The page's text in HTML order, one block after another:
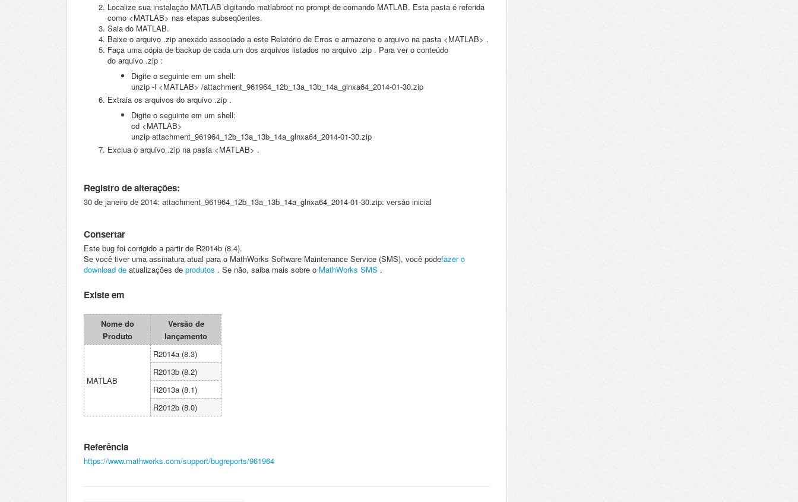
Localize sua instalação MATLAB digitando matlabroot no prompt de comando MATLAB. Esta pasta é referida
como <MATLAB> nas etapas subseqüentes.
Saia do MATLAB.
Baixe o arquivo .zip anexado associado a este Relatório de Erros e armazene o arquivo na pasta <MATLAB> .
Faça uma cópia de backup de cada um dos arquivos listados no arquivo .zip . Para ver o conteúdo
do arquivo .zip :
Digite o seguinte em um shell:
unzip -l <MATLAB> /attachment_961964_12b_13a_13b_14a_glnxa64_2014-01-30.zip
Extraia os arquivos do arquivo .zip .
Digite o seguinte em um shell:
cd <MATLAB>
unzip attachment_961964_12b_13a_13b_14a_glnxa64_2014-01-30.zip
Exclua o arquivo .zip na pasta <MATLAB> .
Registro de alterações:
30 de janeiro de 2014: attachment_961964_12b_13a_13b_14a_glnxa64_2014-01-30.zip: versão inicial
Consertar
Este bug foi corrigido a partir de R2014b (8.4).
Se você tiver uma assinatura atual para o MathWorks Software Maintenance Service (SMS), você podefazer o
download de atualizações de produtos . Se não, saiba mais sobre o MathWorks SMS .
Existe em
Nome do
Produto
Versão de
lançamento
MATLAB
R2014a (8.3)
R2013b (8.2)
R2013a (8.1)
R2012b (8.0)
Referência
https://www.mathworks.com/support/bugreports/961964